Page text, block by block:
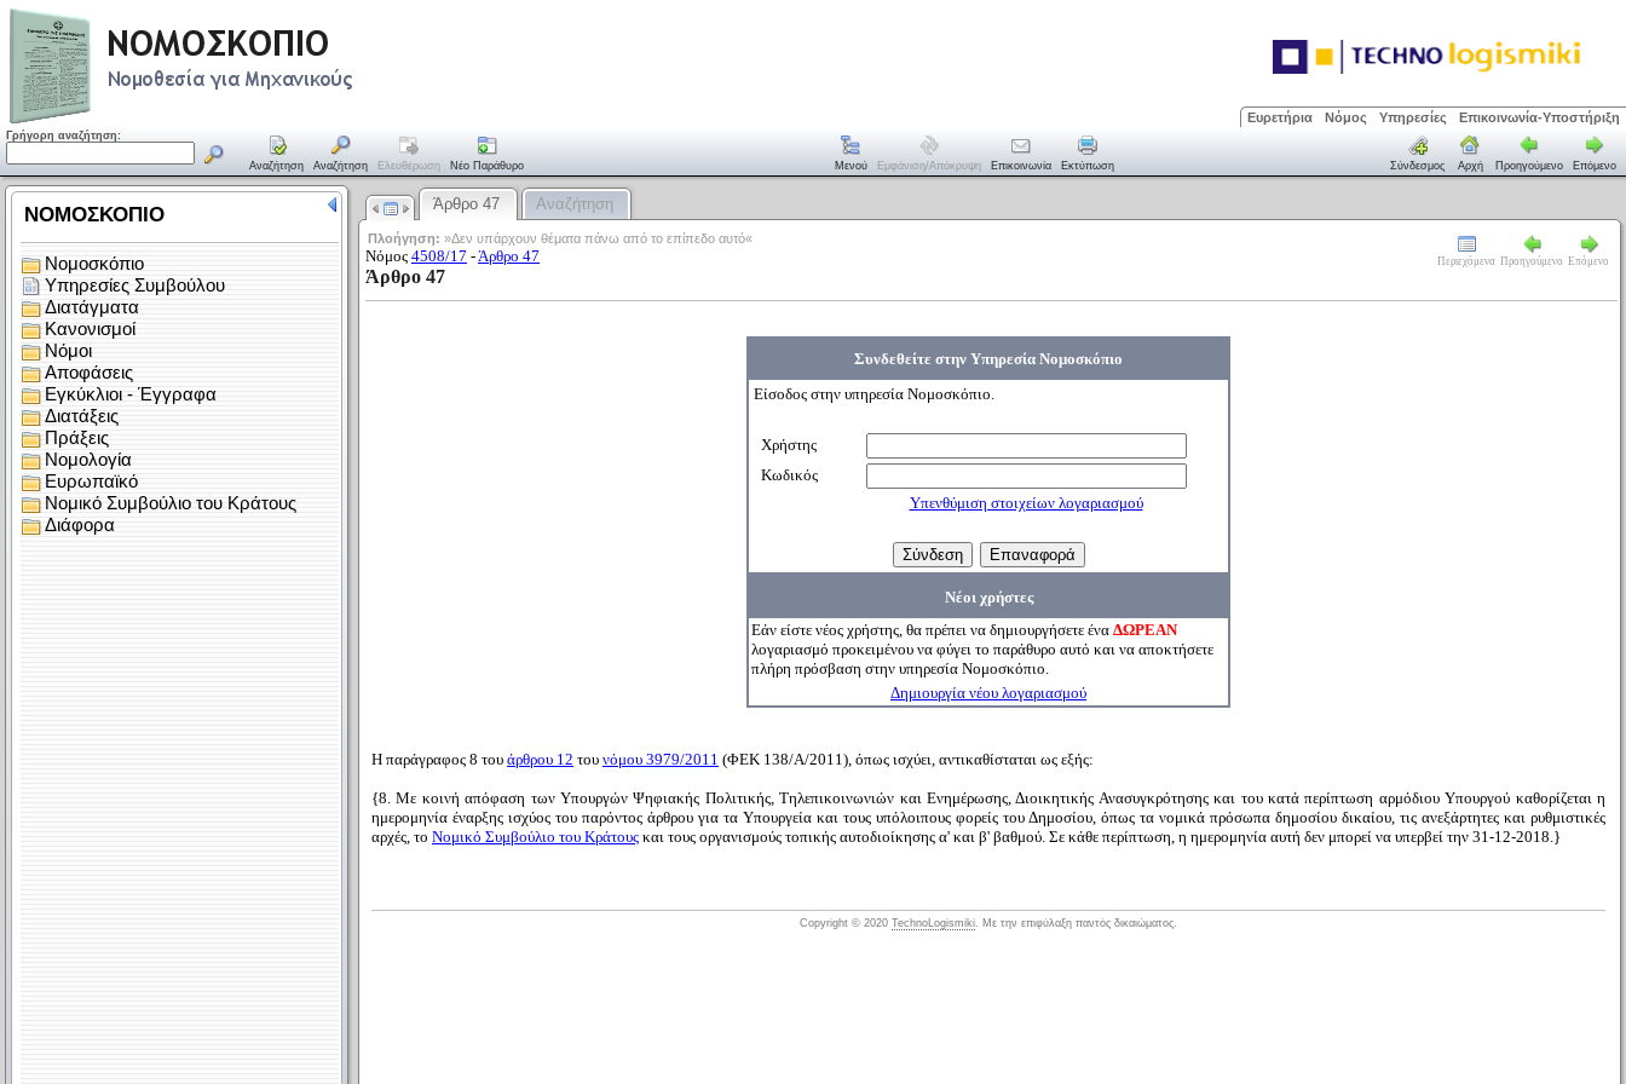
Ευρετήρια Νόμος Υπηρεσίες Επικοινωνία-Υποστήριξη
Γρήγορη αναζήτηση:
Αναζήτηση Αναζήτηση Ελευθέρωση Νέο Παράθυρο Μενού Εμφάνιση/απόκρυψη Επικοινωνία Εκτύπωση Σύνδεσμος Αρχή Προηγούμενο Επόμενο
Άρθρο 47 Αναζήτηση